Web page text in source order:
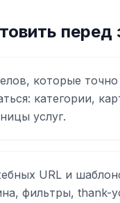
перед
которые
категории,
услуг.
URL и
фильтры, thank-